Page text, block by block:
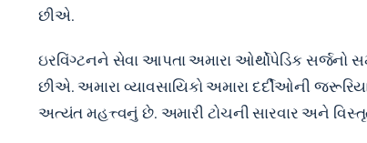
છીએ.
ઇરવિંગ્ટનને સેવા આપતા અમારા ઓર્થોપેડિક
છીએ. અમારા વ્યાવસાયિકો અમારા દર્દીઓની
અત્યંત મહત્ત્વનું છે. અમારી ટોચની સારવાર અને